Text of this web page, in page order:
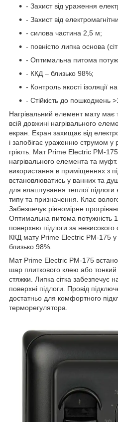
- Захист від ураження
- Захист від
- силова частина 2,5 м;
- повністю липка основа
- Оптимальна питома
- ККД – близько 98%;
- Контроль якості ізоляції
- Стійкість до пошкоджень
Нагрівальний елемент мату
всій довжині нагрівального
екран. Екран захищає від
і запобігає ураженню струмом
гріють. Мат Prime Electric PM-
нагрівального елемента та
використання в приміщеннях з
встановлюватись у ванних та
для влаштування теплої
типу та призначення. Клас
Забезпечує рівномірне
Оптимальна питома потужність
поверхню підлоги за невисокого
ККД мату Prime Electric PM-175 у
близько 98%.
Мат Prime Electric PM-175
шар плиткового клею або
стяжки. Липка сітка забезпечує
поверхні підлоги. Провід
достатньо для комфортного
терморегулятора.